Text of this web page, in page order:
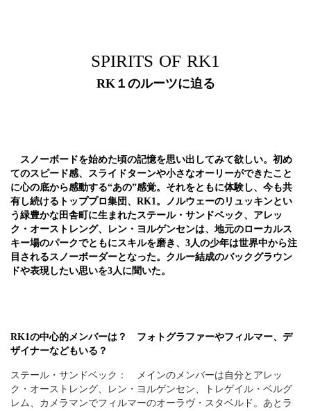
SPIRITS OF RK1
RK１のルーツに迫る
スノーボードを始めた頃の記憶を思い出してみて欲しい。初め
てのスピード感、スライドターンや小さなオーリーができたこと
に心の底から感動する“あの”感覚。それをともに体験し、今も共
有し続けるトッププロ集団、RK1。ノルウェーのリュッキンとい
う緑豊かな田舎町に生まれたステール・サンドベック、アレッ
ク・オーストレング、レン・ヨルゲンセンは、地元のローカルス
キー場のパークでともにスキルを磨き、3人の少年は世界中から注
目されるスノーボーダーとなった。クルー結成のバックグラウン
ドや表現したい思いを3人に聞いた。
RK1の中心的メンバーは？ フォトグラファーやフィルマー、デ
ザイナーなどもいる？
ステール・サンドベック： メインのメンバーは自分とアレッ
ク・オーストレング、レン・ヨルゲンセン、トレゲイル・ベルグ
レム、カメラマンでフィルマーのオーラヴ・スタベルド。あとラ